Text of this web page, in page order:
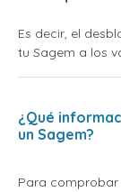
Es decir, el
tu Sagem a los
¿Qué
un Sagem?
Para